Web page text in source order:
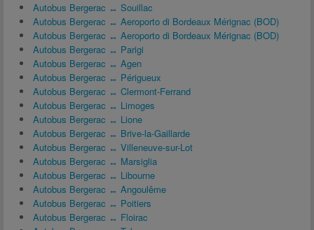
Autobus Bergerac ↔ Souillac
Autobus Bergerac ↔ Aeroporto di Bordeaux Mérignac (BOD)
Autobus Bergerac ↔ Aeroporto di Bordeaux Mérignac (BOD)
Autobus Bergerac ↔ Parigi
Autobus Bergerac ↔ Agen
Autobus Bergerac ↔ Périgueux
Autobus Bergerac ↔ Clermont-Ferrand
Autobus Bergerac ↔ Limoges
Autobus Bergerac ↔ Lione
Autobus Bergerac ↔ Brive-la-Gaillarde
Autobus Bergerac ↔ Villeneuve-sur-Lot
Autobus Bergerac ↔ Marsiglia
Autobus Bergerac ↔ Libourne
Autobus Bergerac ↔ Angoulême
Autobus Bergerac ↔ Poitiers
Autobus Bergerac ↔ Floirac